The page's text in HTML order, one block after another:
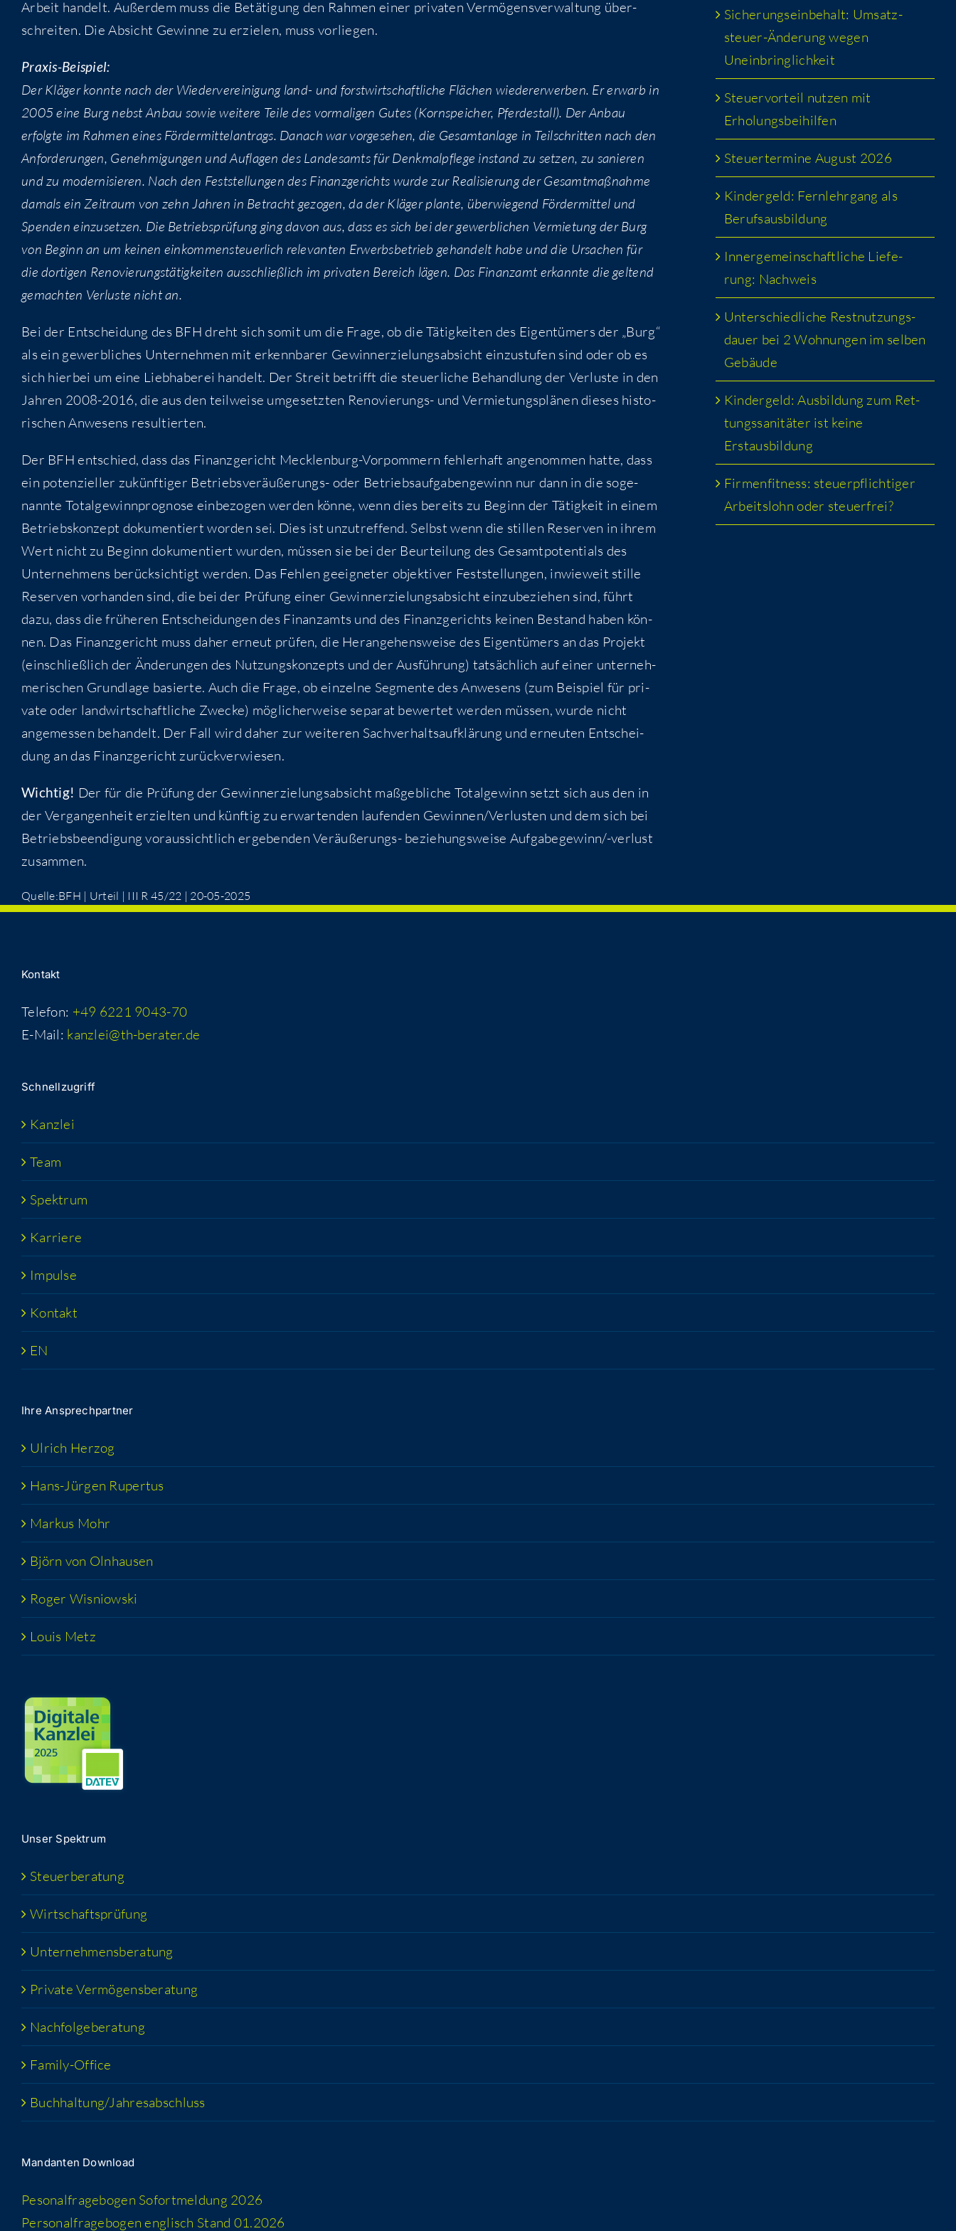
Arbeit han­delt. Außer­dem muss die Betä­ti­gung den Rah­men einer pri­va­ten Ver­mö­gens­ver­wal­tung über­
schrei­ten. Die Absicht Gewin­ne zu erzie­len, muss vorliegen.
Pra­xis-Bei­spiel:
Der Klä­ger konn­te nach der Wie­der­ver­ei­ni­gung land- und forst­wirt­schaft­li­che Flä­chen wie­der­erwer­ben. Er erwarb in
2005 eine Burg nebst Anbau sowie wei­te­re Tei­le des vor­ma­li­gen Gutes (Korn­spei­cher, Pfer­de­stall). Der Anbau
erfolg­te im Rah­men eines För­der­mit­tel­an­trags. Danach war vor­ge­se­hen, die Gesamt­an­la­ge in Teil­schrit­ten nach den
Anfor­de­run­gen, Geneh­mi­gun­gen und Auf­la­gen des Lan­des­amts für Denk­mal­pfle­ge instand zu set­zen, zu sanie­ren
und zu moder­ni­sie­ren. Nach den Fest­stel­lun­gen des Finanz­ge­richts wur­de zur Rea­li­sie­rung der Gesamt­maß­nah­me
damals ein Zeit­raum von zehn Jah­ren in Betracht gezo­gen, da der Klä­ger plan­te, über­wie­gend För­der­mit­tel und
Spen­den ein­zu­set­zen. Die Betriebs­prü­fung ging davon aus, dass es sich bei der gewerb­li­chen Ver­mie­tung der Burg
von Beginn an um kei­nen ein­kom­men­steu­er­lich rele­van­ten Erwerbs­be­trieb gehan­delt habe und die Ursa­chen für
die dor­ti­gen Reno­vie­rungs­tä­tig­kei­ten aus­schließ­lich im pri­va­ten Bereich lägen. Das Finanz­amt erkann­te die gel­tend
gemach­ten Ver­lus­te nicht an.
Bei der Ent­schei­dung des BFH dreht sich somit um die Fra­ge, ob die Tätig­kei­ten des Eigen­tü­mers der „Burg“
als ein gewerb­li­ches Unter­neh­men mit erkenn­ba­rer Gewinn­erzie­lungs­ab­sicht ein­zu­stu­fen sind oder ob es
sich hier­bei um eine Lieb­ha­be­rei han­delt. Der Streit betrifft die steu­er­li­che Behand­lung der Ver­lus­te in den
Jah­ren 2008-2016, die aus den teil­wei­se umge­setz­ten Reno­vie­rungs- und Ver­mie­tungs­plä­nen die­ses his­to­
ri­schen Anwe­sens resultierten.
Der BFH ent­schied, dass das Finanz­ge­richt Meck­len­burg-Vor­pom­mern feh­ler­haft ange­nom­men hat­te, dass
ein poten­zi­el­ler zukünf­ti­ger Betriebs­ver­äu­ße­rungs- oder Betriebs­auf­ga­ben­ge­winn nur dann in die soge­
nann­te Total­ge­winn­pro­gno­se ein­be­zo­gen wer­den kön­ne, wenn dies bereits zu Beginn der Tätig­keit in einem
Betriebs­kon­zept doku­men­tiert wor­den sei. Dies ist unzu­tref­fend. Selbst wenn die stil­len Reser­ven in ihrem
Wert nicht zu Beginn doku­men­tiert wur­den, müs­sen sie bei der Beur­tei­lung des Gesamt­po­ten­ti­als des
Unter­neh­mens berück­sich­tigt wer­den. Das Feh­len geeig­ne­ter objek­ti­ver Fest­stel­lun­gen, inwie­weit stil­le
Reser­ven vor­han­den sind, die bei der Prü­fung einer Gewinn­erzie­lungs­ab­sicht ein­zu­be­zie­hen sind, führt
dazu, dass die frü­he­ren Ent­schei­dun­gen des Finanz­amts und des Finanz­ge­richts kei­nen Bestand haben kön­
nen. Das Finanz­ge­richt muss daher erneut prü­fen, die Her­an­ge­hens­wei­se des Eigen­tü­mers an das Pro­jekt
(ein­schließ­lich der Ände­run­gen des Nut­zungs­kon­zepts und der Aus­füh­rung) tat­säch­lich auf einer unter­neh­
me­ri­schen Grund­la­ge basier­te. Auch die Fra­ge, ob ein­zel­ne Seg­men­te des Anwe­sens (zum Bei­spiel für pri­
va­te oder land­wirt­schaft­li­che Zwe­cke) mög­li­cher­wei­se sepa­rat bewer­tet wer­den müs­sen, wur­de nicht
ange­mes­sen behan­delt. Der Fall wird daher zur wei­te­ren Sach­ver­halts­auf­klä­rung und erneu­ten Ent­schei­
dung an das Finanz­ge­richt zurückverwiesen.
Wich­tig! Der für die Prü­fung der Gewinn­erzie­lungs­ab­sicht maß­geb­li­che Total­ge­winn setzt sich aus den in
der Ver­gan­gen­heit erziel­ten und künf­tig zu erwar­ten­den lau­fen­den Gewinnen/​Verlusten und dem sich bei
Betriebs­be­en­di­gung vor­aus­sicht­lich erge­ben­den Ver­äu­ße­rungs- bezie­hungs­wei­se Auf­ga­be­ge­win­n/-ver­lust
zusammen.
Quelle:BFH | Urteil | III R 45/22 | 20-05-2025
Siche­rungs­ein­be­halt: Umsatz­
steu­er-Ände­rung wegen
Uneinbringlichkeit
Steu­er­vor­teil nut­zen mit
Erholungsbeihilfen
Steu­er­ter­mi­ne August 2026
Kin­der­geld: Fern­lehr­gang als
Berufsausbildung
Inner­ge­mein­schaft­li­che Lie­fe­
rung: Nachweis
Unter­schied­li­che Rest­nut­zungs­
dau­er bei 2 Woh­nun­gen im sel­ben
Gebäude
Kin­der­geld: Aus­bil­dung zum Ret­
tungs­sa­ni­tä­ter ist kei­ne
Erstausbildung
Fir­men­fit­ness: steu­er­pflich­ti­ger
Arbeits­lohn oder steuerfrei?
Kon­takt
Telefon: +49 6221 9043-70
E-Mail: kanzlei@th-berater.de
Schnell­zu­griff
Kanz­lei
Team
Spek­trum
Kar­rie­re
Impul­se
Kon­takt
EN
Ihre Ansprech­part­ner
Ulrich Her­zog
Hans-Jür­­gen Rupertus
Mar­kus Mohr
Björn von Olnhausen
Roger Wis­niow­ski
Lou­is Metz
Unser Spek­trum
Steu­er­be­ra­tung
Wirt­schafts­prü­fung
Unter­neh­mens­be­ra­tung
Pri­va­te Vermögensberatung
Nach­fol­ge­be­ra­tung
Fami­­ly-Office
Buchhaltung/​​Jahresabschluss
Man­dan­ten Download
Peso­nal­fra­ge­bo­gen Sofort­mel­dung 2026
Per­so­nal­fra­ge­bo­gen eng­lisch Stand 01.2026